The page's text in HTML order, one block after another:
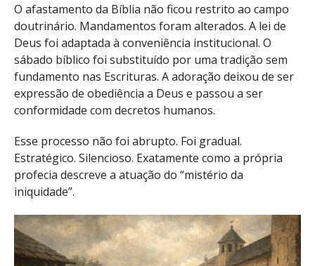
O afastamento da Bíblia não ficou restrito ao campo
doutrinário. Mandamentos foram alterados. A lei de
Deus foi adaptada à conveniência institucional. O
sábado bíblico foi substituído por uma tradição sem
fundamento nas Escrituras. A adoração deixou de ser
expressão de obediência a Deus e passou a ser
conformidade com decretos humanos.
Esse processo não foi abrupto. Foi gradual.
Estratégico. Silencioso. Exatamente como a própria
profecia descreve a atuação do “mistério da
iniquidade”.